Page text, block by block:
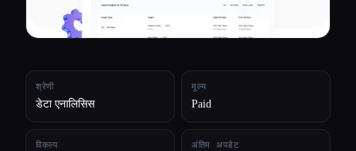
श्रेणी
डेटा एनालिसिस
मूल्य
Paid
विकल्प अंतिम अपडेट